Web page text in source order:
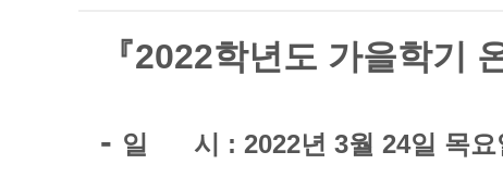
『2022학년도 가을학기
- ​ 일 시 : 2022년 3월 24일 목요